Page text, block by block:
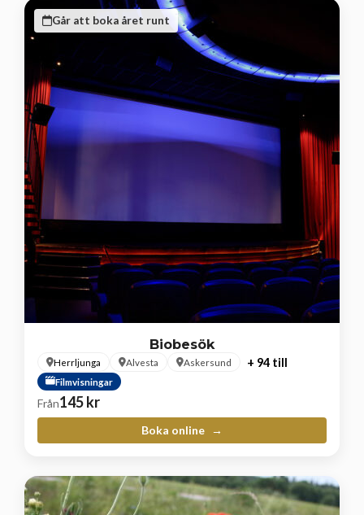
Går att boka året runt
Biobesök
Herrljunga Alvesta Askersund + 94 till
Filmvisningar
Från145kr
Boka online